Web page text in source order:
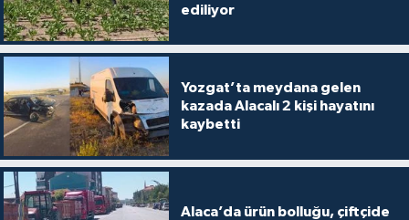
ediliyor
Yozgat’ta meydana gelen
kazada Alacalı 2 kişi hayatını
kaybetti
Alaca’da ürün bolluğu, çiftçide